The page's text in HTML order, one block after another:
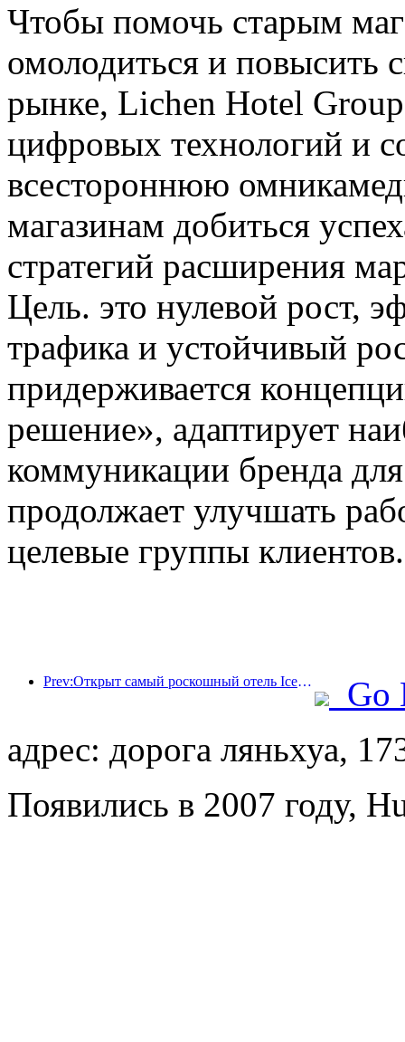
Чтобы помочь старым
омолодиться и повысить
рынке, Lichen Hotel
цифровых технологий и
всестороннюю
магазинам добиться
стратегий расширения
Цель. это нулевой рост,
трафика и устойчивый
придерживается
решение», адаптирует
коммуникации бренда
продолжает улучшать
целевые группы клиентов.
Prev:Открыт самый роскошный отель Ice and Snow World в Шанхае
Go
адрес: дорога ляньхуа,
Появились в 2007 году,